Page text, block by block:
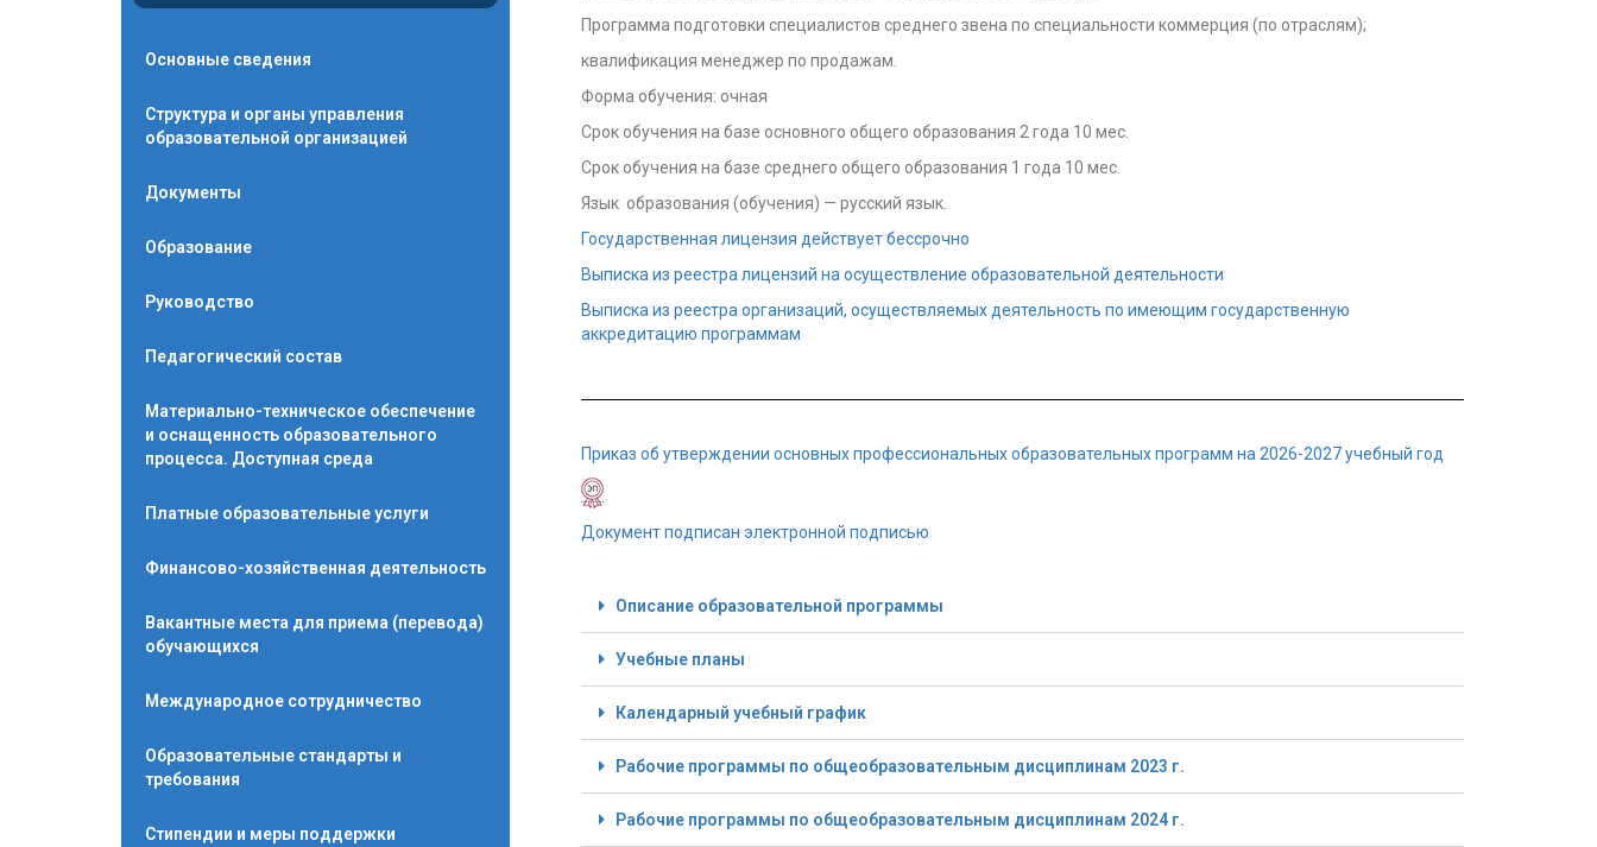
Основные сведения
Структура и органы управления
образовательной организацией
Документы
Образование
Руководство
Педагогический состав
Материально-техническое обеспечение
и оснащенность образовательного
процесса. Доступная среда
Платные образовательные услуги
Финансово-хозяйственная деятельность
Вакантные места для приема (перевода)
обучающихся
Международное сотрудничество
Образовательные стандарты и
требования
Стипендии и меры поддержки
Программа подготовки специалистов среднего звена по специальности коммерция (по отраслям);
квалификация менеджер по продажам.
Форма обучения: очная
Срок обучения на базе основного общего образования 2 года 10 мес.
Срок обучения на базе среднего общего образования 1 года 10 мес.
Язык образования (обучения) — русский язык.
Государственная лицензия действует бессрочно
Выписка из реестра лицензий на осуществление образовательной деятельности
Выписка из реестра организаций, осуществляемых деятельность по имеющим государственную
аккредитацию программам
Приказ об утверждении основных профессиональных образовательных программ на 2026-2027 учебный год
Документ подписан электронной подписью
Описание образовательной программы
Учебные планы
Календарный учебный график
Рабочие программы по общеобразовательным дисциплинам 2023 г.
Рабочие программы по общеобразовательным дисциплинам 2024 г.